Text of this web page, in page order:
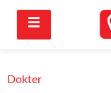
Dokter